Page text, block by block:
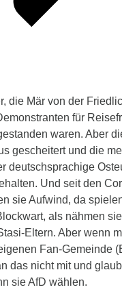
die Mär von der
für
waren. Aber
gescheitert und die
deutschsprachige
Und seit den
sie Aufwind, da
als nähmen
Eltern. Aber wenn
Fan-Gemeinde
das nicht mit und
sie AfD wählen.